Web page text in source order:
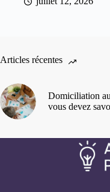
Articles récentes
Domiciliation
vous devez